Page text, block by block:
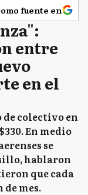
fuente en
entre
en el
de colectivo en
En medio
se
hablaron
que cada
mes.